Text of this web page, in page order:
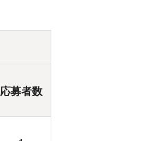
応募者数